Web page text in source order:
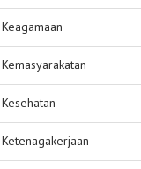
Keagamaan
Kemasyarakatan
Kesehatan
Ketenagakerjaan